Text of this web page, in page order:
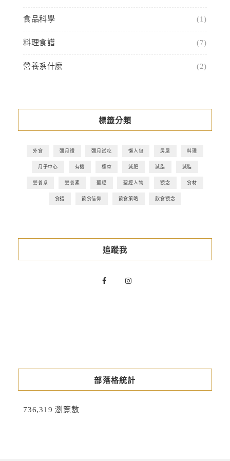
食品科學 (1)
料理食譜 (7)
營養系什麼 (2)
標籤分類
外食 彌月禮 彌月試吃 懶人包 房屋 料理
月子中心 有機 標章 減肥 減脂 減脂
營養系 營養素 聖經 聖經人物 觀念 食材
食譜 飲食信仰 飲食策略 飲食觀念
追蹤我
部落格統計
736,319 瀏覽數